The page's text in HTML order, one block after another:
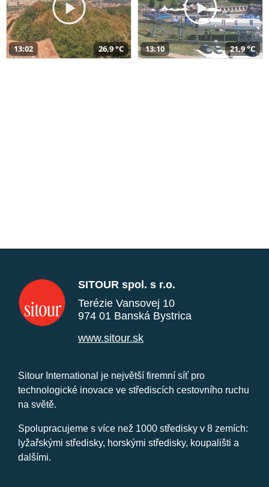
13:02 26,9 °C 13:10 21,9 °C
SITOUR spol. s r.o.
Terézie Vansovej 10
974 01 Banská Bystrica
www.sitour.sk
Sitour International je největší firemní síť pro
technologické inovace ve střediscích cestovního ruchu
na světě.
Spolupracujeme s více než 1000 středisky v 8 zemích:
lyžařskými středisky, horskými středisky, koupališti a
dalšími.